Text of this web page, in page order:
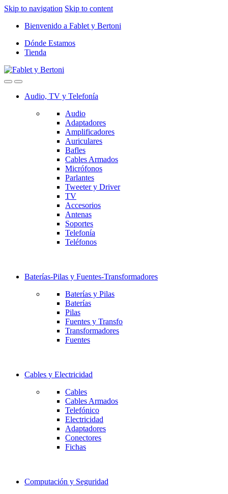
Skip to navigation Skip to content
Bienvenido a Fablet y Bertoni
Dónde Estamos
Tienda
Audio, TV y Telefonía
Audio
Adaptadores
Amplificadores
Auriculares
Bafles
Cables Armados
Micrófonos
Parlantes
Tweeter y Driver
TV
Accesorios
Antenas
Soportes
Telefonía
Teléfonos
Baterías-Pilas y Fuentes-Transformadores
Baterías y Pilas
Baterías
Pilas
Fuentes y Transfo
Transformadores
Fuentes
Cables y Electricidad
Cables
Cables Armados
Telefónico
Electricidad
Adaptadores
Conectores
Fichas
Computación y Seguridad